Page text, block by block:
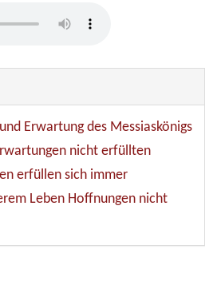
Erwartung des Messiaskönigs
nicht erfüllten
erfüllen sich immer
Leben Hoffnungen nicht